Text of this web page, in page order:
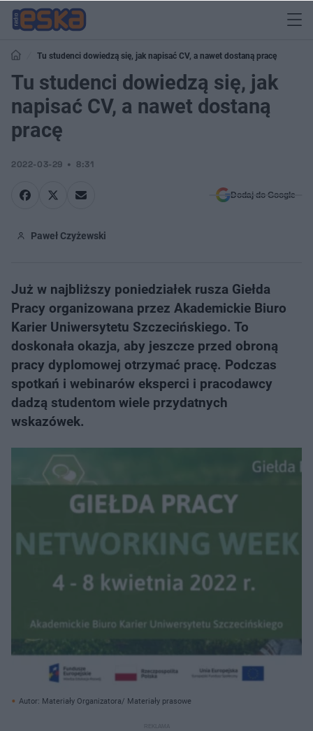
Tu studenci dowiedzą się, jak napisać CV, a nawet dostaną pracę
Tu studenci dowiedzą się, jak
napisać CV, a nawet dostaną
pracę
2022-03-29 8:31
Dodaj do Google
Paweł Czyżewski
Już w najbliższy poniedziałek rusza Giełda
Pracy organizowana przez Akademickie Biuro
Karier Uniwersytetu Szczecińskiego. To
doskonała okazja, aby jeszcze przed obroną
pracy dyplomowej otrzymać pracę. Podczas
spotkań i webinarów eksperci i pracodawcy
dadzą studentom wiele przydatnych
wskazówek.
Autor: Materiały Organizatora/ Materiały prasowe